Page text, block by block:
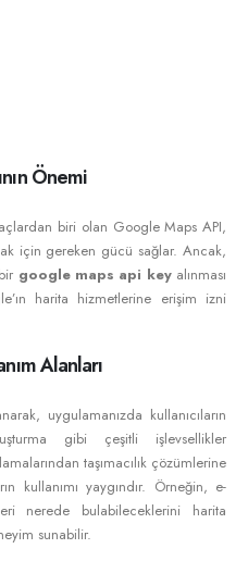
Önemi
biri olan Google Maps API,
için gereken gücü sağlar. Ancak,
google maps api keyalınması
harita hizmetlerine erişim izni
Alanları
uygulamanızda kullanıcıların
gibi çeşitli işlevsellikler
taşımacılık çözümlerine
kullanımı yaygındır. Örneğin, e-
nerede bulabileceklerini harita
sunabilir.